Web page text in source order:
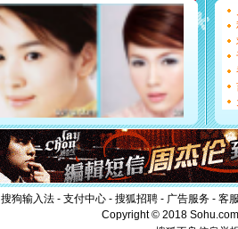
能正大
都要快乐
[圣诞节]
如意,快
[元旦]
看
断电。
你是我
[元旦]
起；二是
离。水晶
[元旦]当
泣，这痛
卖了。水
[春节] 风
颜！冬去
搜狗输入法 - 支付中心 - 搜狐招聘 - 广告服务 - 客
Copyright © 2018